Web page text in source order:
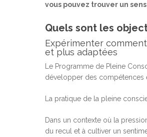
vous pouvez trouver un
Quels sont les
Expérimenter
et plus adaptées
Le Programme de Pleine
développer des compétences
La pratique de la pleine
Dans un contexte où la
du recul et à cultiver un